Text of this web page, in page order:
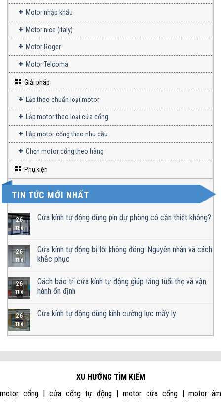
Motor nhập khẩu
Motor nice (italy)
Motor Roger
Motor Telcoma
Giải pháp
Lắp theo chuẩn loại motor
Lắp motor theo loại cửa cổng
Lắp motor cổng theo nhu cầu
Chọn motor cổng theo hãng
Phụ kiện
TIN TỨC MỚI NHẤT
26
TH6
Cửa kính tự động dùng pin dự phòng có cần thiết không?
26
TH6
Cửa kính tự động bị lỗi không đóng: Nguyên nhân và cách
khắc phục
26
TH6
Cách bảo trì cửa kính tự động giúp tăng tuổi thọ và vận
hành ổn định
26
TH6
Cửa kính tự động dùng kính cường lực mấy ly
XU HƯỚNG TÌM KIẾM
motor cổng | cửa cổng tự động | motor cửa cổng | motor âm